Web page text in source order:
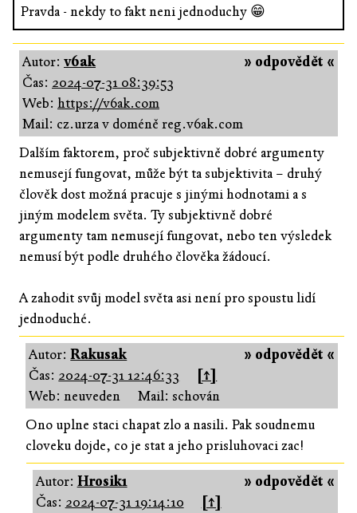
Pravda - nekdy to fakt neni jednoduchy 😁
» odpovědět «
Autor: v6ak
Čas: 2024-07-31 08:39:53
Web: https://v6ak.com
Mail: cz.urza v doméně reg.v6ak.com
Dalším faktorem, proč subjektivně dobré argumenty
nemusejí fungovat, může být ta subjektivita – druhý
člověk dost možná pracuje s jinými hodnotami a s
jiným modelem světa. Ty subjektivně dobré
argumenty tam nemusejí fungovat, nebo ten výsledek
nemusí být podle druhého člověka žádoucí.
A zahodit svůj model světa asi není pro spoustu lidí
jednoduché.
» odpovědět «
Autor:Rakusak
Čas: 2024-07-31 12:46:33
[↑]
Web: neuveden
Mail: schován
Ono uplne staci chapat zlo a nasili. Pak soudnemu
cloveku dojde, co je stat a jeho prisluhovaci zac!
» odpovědět «
Autor: Hrosik1
Čas: 2024-07-31 19:14:10
[↑]